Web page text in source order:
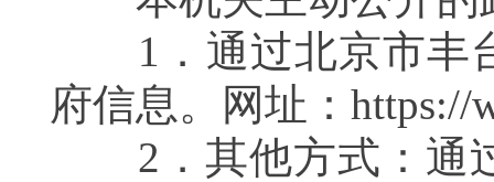
1．通过北京市丰台
府信息。网址： https://
2．其他方式：通过